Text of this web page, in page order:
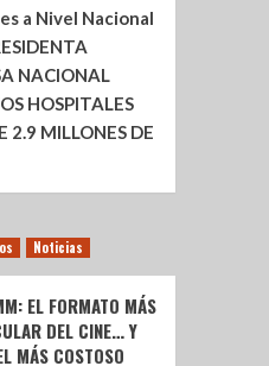
a Nivel Nacional
NACIONAL
HOSPITALES
2.9 MILLONES DE
Noticias
EL FORMATO MÁS
DEL CINE… Y
MÁS COSTOSO